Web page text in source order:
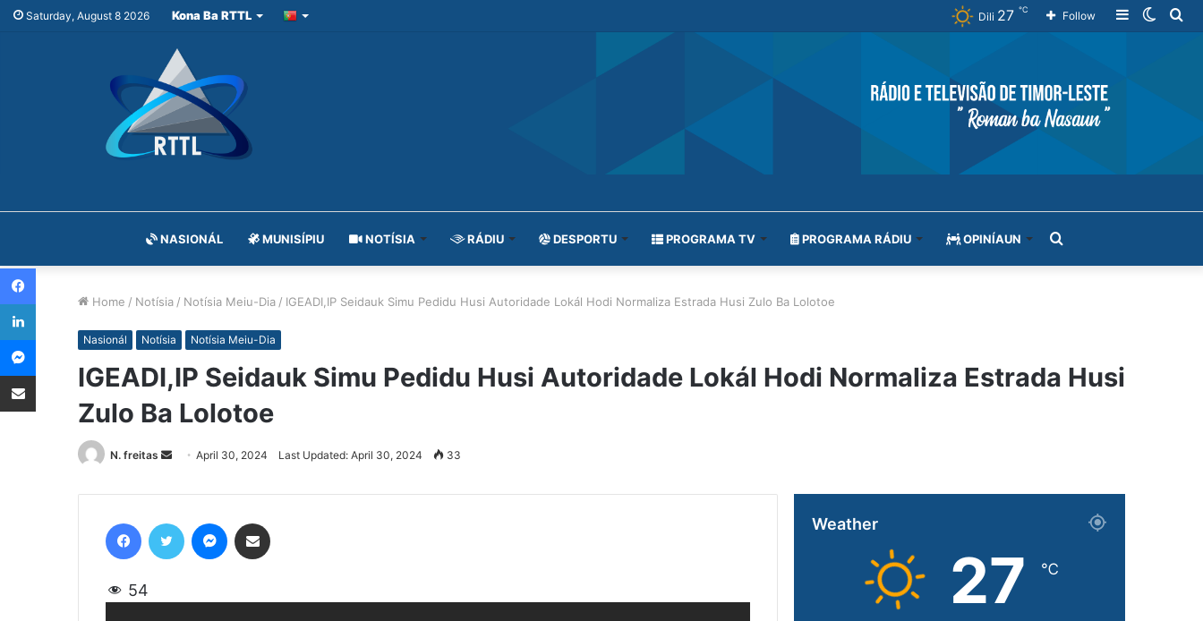
Saturday, August 8 2026 Kona Ba RTTL
Switch
Sidebar
Follow
Dili 27 ℃
NASIONÁL MUNISÍPIU NOTÍSIA RÁDIU DESPORTU PROGRAMA TV PROGRAMA RÁDIU OPINÍAUN
Home / Notísia / Notísia Meiu-Dia / IGEADI,IP Seidauk Simu Pedidu Husi Autoridade Lokál Hodi Normaliza Estrada Husi Zulo Ba Lolotoe
Nasionál Notísia Notísia Meiu-Dia
IGEADI,IP Seidauk Simu Pedidu Husi Autoridade Lokál Hodi Normaliza Estrada Husi
Zulo Ba Lolotoe
N. freitas
Send
email
April 30, 2024 Last Updated: April 30, 2024 33
54
Weather
27 ℃
Facebook
LinkedIn
Messenger